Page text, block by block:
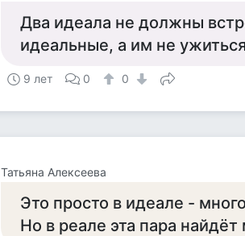
Два идеала не должны
идеальные, а им не
9 лет 0 0
Татьяна Алексеева
Это просто в идеале -
Но в реале эта пара найдёт